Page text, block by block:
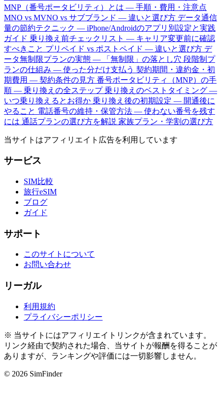
MNP（番号ポータビリティ）とは — 手順・費用・注意点
MNO vs MVNO vs サブブランド — 違いと選び方 データ通信
量の節約テクニック — iPhone/Androidのアプリ別設定と実践
ガイド 乗り換え前チェックリスト — キャリア変更前に確認
すべきこと プリペイド vs ポストペイド — 違いと選び方 デ
ータ無制限プランの実態 — 「無制限」の落とし穴 段階制プ
ランの仕組み — 使った分だけ支払う 契約期間・違約金・初
期費用 — 契約条件の見方 番号ポータビリティ（MNP）の手
順 — 乗り換えの全ステップ乗り換えのベストタイミング —
いつ乗り換えるとお得か 乗り換え後の初期設定 — 開通後に
やること 電話番号の維持・保管方法 — 使わない番号を残す
には 通話プランの選び方を解説 家族プラン・学割の選び方
当サイトはアフィリエイト広告を利用しています
サービス
SIM比較
旅行eSIM
ブログ
ガイド
サポート
このサイトについて
お問い合わせ
リーガル
利用規約
プライバシーポリシー
※ 当サイトにはアフィリエイトリンクが含まれています。
リンク経由で契約された場合、当サイトが報酬を得ることが
ありますが、ランキングや評価には一切影響しません。
© 2026 SimFinder